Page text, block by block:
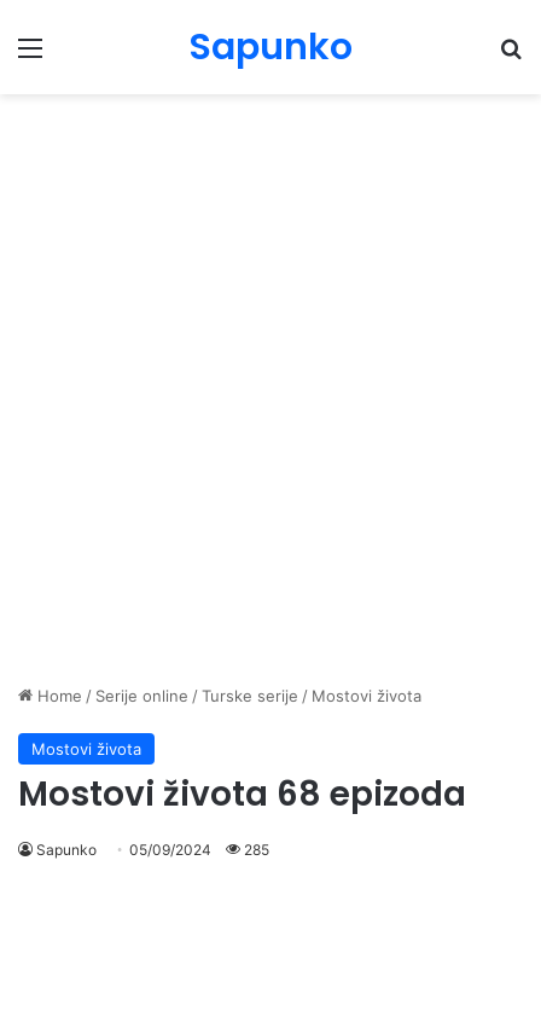
Menu Sapunko
Home / Serije online /Turske serije / Mostovi života
Mostovi života
Mostovi života 68 epizoda
Sapunko 05/09/2024 285